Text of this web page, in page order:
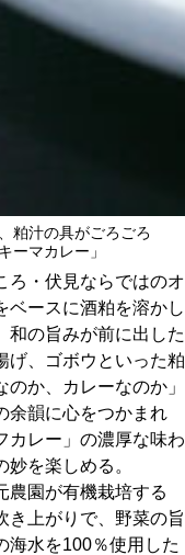
粕汁の具がごろごろ
ーマカレー」
ろ・伏見ならではのオ
ベースに酒粕を溶かし
和の旨みが前に出した
げ、ゴボウといった粕
か、カレーなのか」
余韻に心をつかまれ
カレー」の濃厚な味わ
を楽しめる。
農園が有機栽培する
き上がりで、野菜の旨
海水を100％使用した